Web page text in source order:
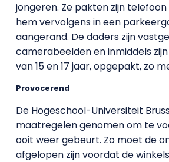
jongeren. Ze pakten zijn
hem vervolgens in een
aangerand. De daders zijn
camerabeelden en inmiddels
van 15 en 17 jaar, opgepakt, zo
Provocerend
De Hogeschool-Universiteit
maatregelen genomen om te
ooit weer gebeurt. Zo moet de
afgelopen zijn voordat de